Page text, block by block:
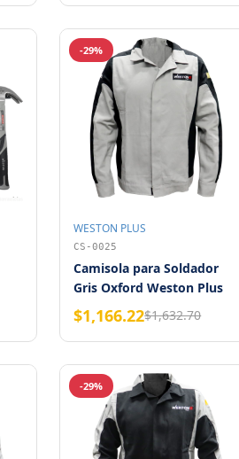
-29%
WESTON PLUS
CS-0025
Camisola para Soldador
Gris Oxford Weston Plus
Talla G
$1,166.22$1,632.70
-29%